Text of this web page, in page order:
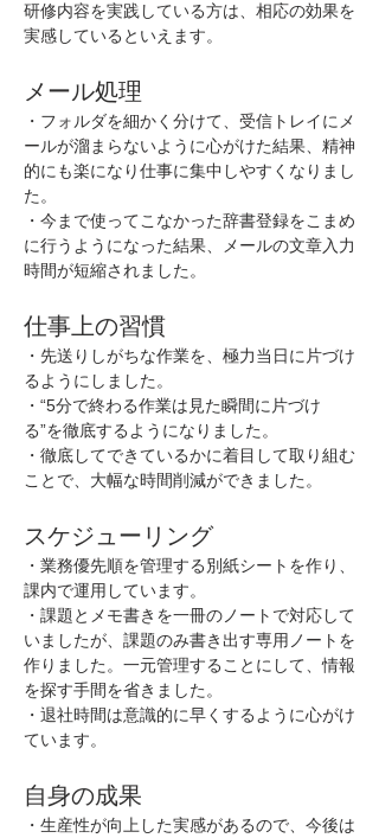
研修内容を実践している方は、相応の効果を
実感しているといえます。
メール処理
・フォルダを細かく分けて、受信トレイにメ
ールが溜まらないように心がけた結果、精神
的にも楽になり仕事に集中しやすくなりまし
た。
・今まで使ってこなかった辞書登録をこまめ
に行うようになった結果、メールの文章入力
時間が短縮されました。
仕事上の習慣
・先送りしがちな作業を、極力当日に片づけ
るようにしました。
・“5分で終わる作業は見た瞬間に片づけ
る”を徹底するようになりました。
・徹底してできているかに着目して取り組む
ことで、大幅な時間削減ができました。
スケジューリング
・業務優先順を管理する別紙シートを作り、
課内で運用しています。
・課題とメモ書きを一冊のノートで対応して
いましたが、課題のみ書き出す専用ノートを
作りました。一元管理することにして、情報
を探す手間を省きました。
・退社時間は意識的に早くするように心がけ
ています。
自身の成果
・生産性が向上した実感があるので、今後は